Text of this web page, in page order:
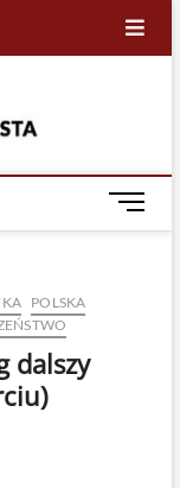
M
e
POLSKA
dalszy